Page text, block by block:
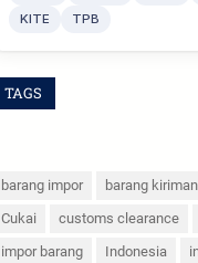
KITE
TPB
TAGS
barang impor barang kiriman
Cukai
customs clearance
impor barang
Indonesia